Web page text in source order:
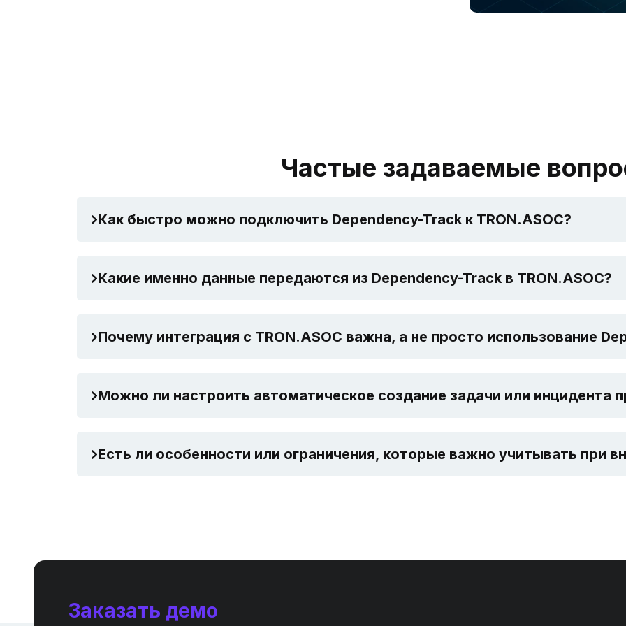
Частые задаваемые
Как быстро можно подключить Dependency-Track к TRON.ASOC?
Какие именно данные передаются из Dependency-Track в TRON.ASOC?
Почему интеграция с TRON.ASOC важна, а не просто использование
Можно ли настроить автоматическое создание задачи или инцидента
Есть ли особенности или ограничения, которые важно учитывать при
Заказать демо